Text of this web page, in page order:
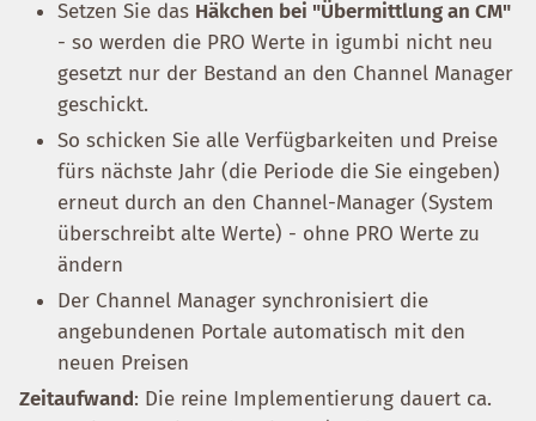
Setzen Sie das Häkchen bei "Übermittlung an CM"
- so werden die PRO Werte in igumbi nicht neu
gesetzt nur der Bestand an den Channel Manager
geschickt.
So schicken Sie alle Verfügbarkeiten und Preise
fürs nächste Jahr (die Periode die Sie eingeben)
erneut durch an den Channel-Manager (System
überschreibt alte Werte) - ohne PRO Werte zu
ändern
Der Channel Manager synchronisiert die
angebundenen Portale automatisch mit den
neuen Preisen
Zeitaufwand: Die reine Implementierung dauert ca.